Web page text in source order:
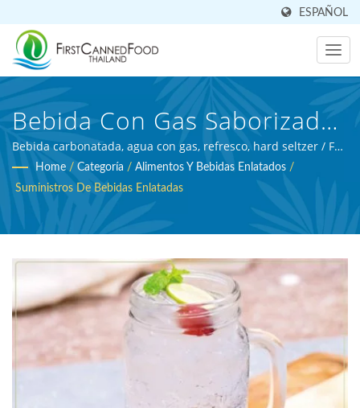
ESPAÑOL
Bebida Con Gas Saborizada
Enlatada | Fabricante De
Alimentos Enlatados Y
Bebidas Enlatadas Con Más
First Canned Food (Thai) Co.,
Ltd.
Bebida carbonatada, agua con gas, refresco, hard seltzer / FCF
es un fabricante profesional certificado por BRC de bebidas y
experto en procesamiento agrícola.
Home / Categoría / Alimentos Y Bebidas Enlatados /
Suministros De Bebidas Enlatadas